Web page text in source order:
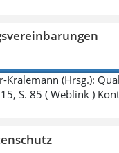
Kralemann (Hrsg.):
S. 85 ( Weblink )